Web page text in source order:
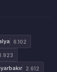
6.102
2.612